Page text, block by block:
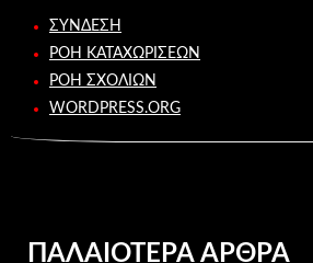
ΣΎΝΔΕΣΗ
ΡΟΉ ΚΑΤΑΧΩΡΊΣΕΩΝ
ΡΟΉ ΣΧΟΛΊΩΝ
WORDPRESS.ORG
ΠΑΛΑΙΌΤΕΡΑ ΆΡΘΡΑ